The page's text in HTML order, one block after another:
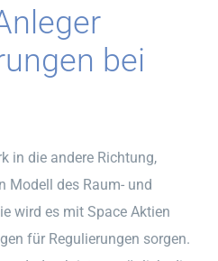
bei
in die andere Richtung,
Modell des Raum- und
wird es mit Space Aktien
für Regulierungen sorgen.